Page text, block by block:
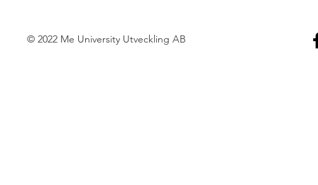
© 2022 Me University Utveckling AB